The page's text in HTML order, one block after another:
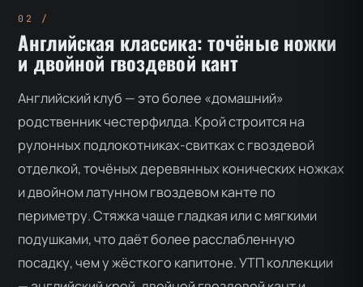
Английская классика: точёные ножки
и двойной гвоздевой кант
Английский клуб — это более «домашний»
родственник честерфилда. Крой строится на
рулонных подлокотниках-свитках с гвоздевой
отделкой, точёных деревянных конических ножках
и двойном латунном гвоздевом канте по
периметру. Стяжка чаще гладкая или с мягкими
подушками, что даёт более расслабленную
посадку, чем у жёсткого капитоне. УТП коллекции